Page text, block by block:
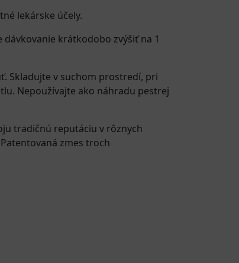
lekárske účely.
krátkodobo zvýšiť na 1
Skladujte v suchom prostredí, pri
Nepoužívajte ako náhradu pestrej
tradičnú reputáciu v rôznych
zmes troch